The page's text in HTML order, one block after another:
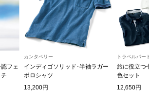
サンダル
財布／小物
フェ
カンタベリー
インディゴソリッド･半袖ラガー
ポロシャツ
13,200円
トラベルパー
旅に役立つ
色セット
12,650円